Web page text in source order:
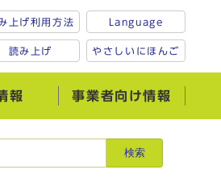
上げ利用方法
読み上げ
Language
やさしいにほんご
報 事業者向け情報
検索